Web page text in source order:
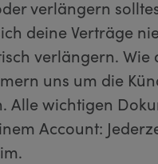
verlängern
deine Verträge
verlängern. Wie
uns um die
Alle wichtigen
Account: